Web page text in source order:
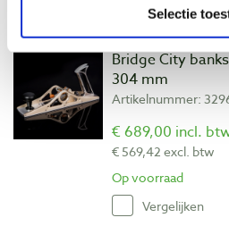
Selectie
Bridge City
304 mm
Artikelnummer:
€ 689,00 incl.
€ 569,42 excl. btw
Op voorraad
Vergelijken